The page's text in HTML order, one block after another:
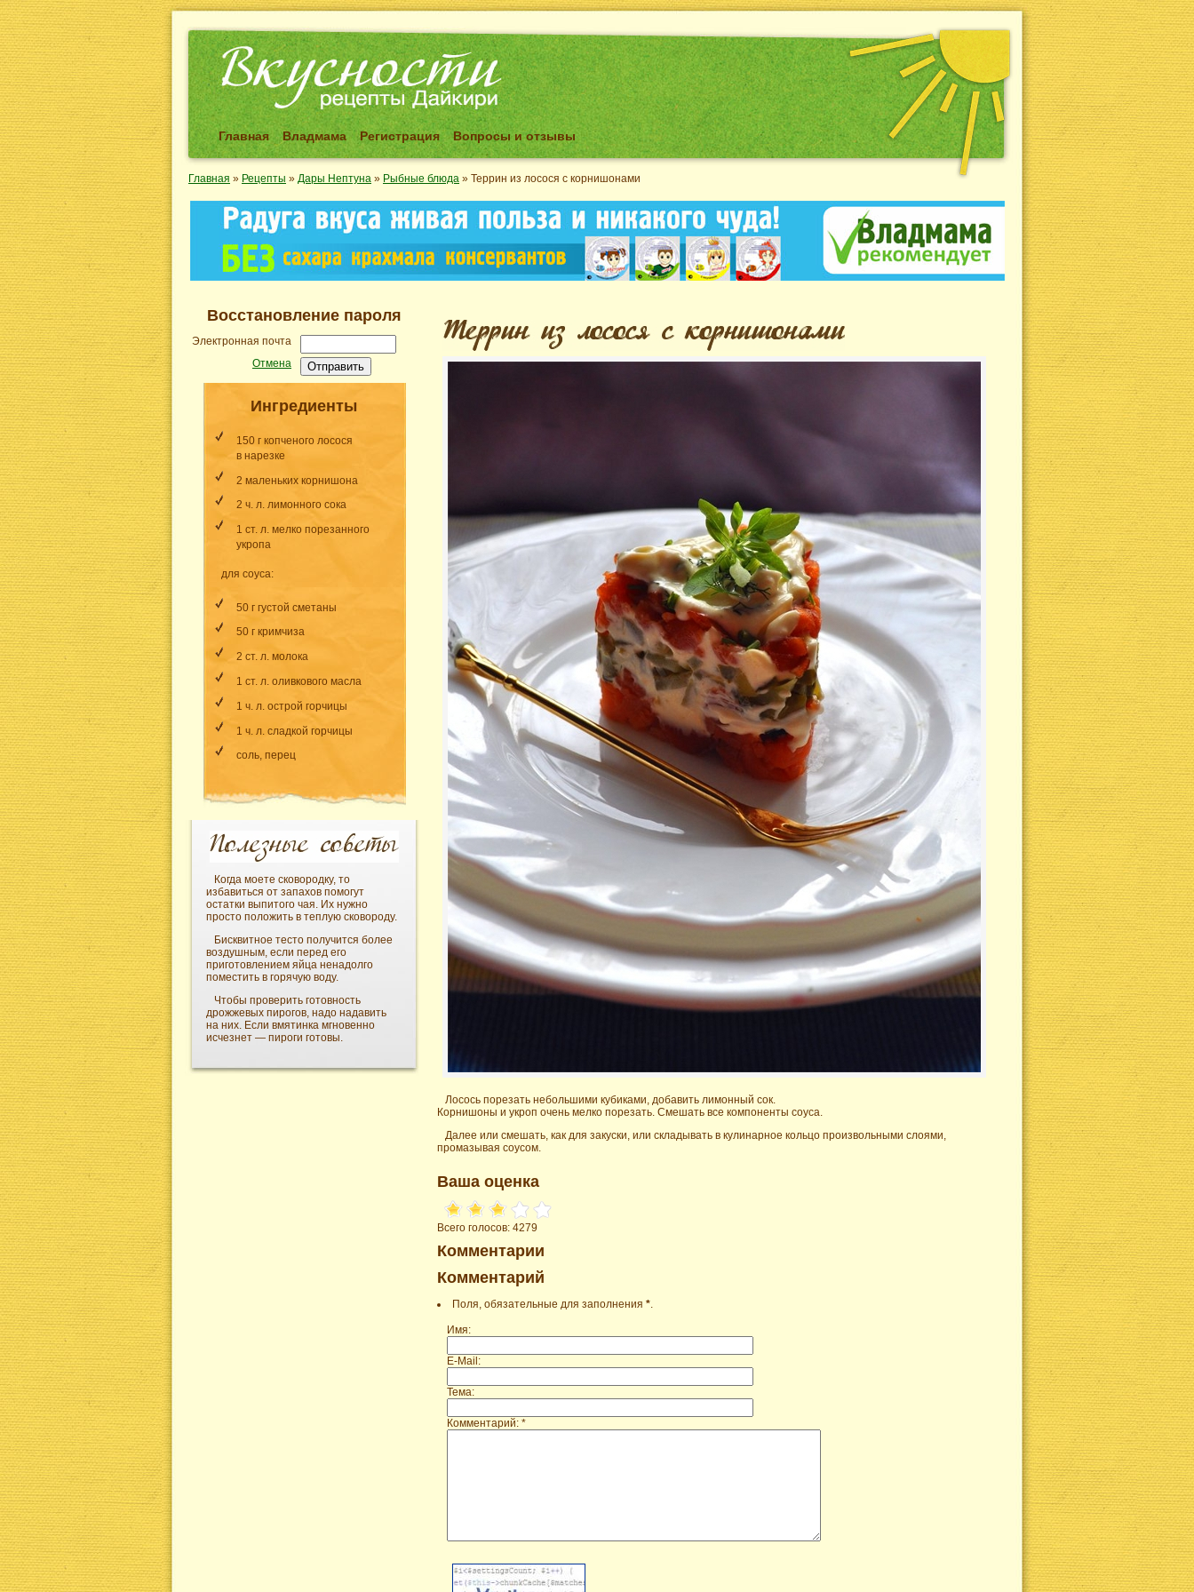
Главная Владмама Регистрация Вопросы и отзывы
Главная » Рецепты » Дары Нептуна » Рыбные блюда » Террин из лосося с корнишонами
Восстановление пароля
Электронная почта
Отмена
Отправить
Ингредиенты
150 г копченого лосося
в нарезке
2 маленьких корнишона
2 ч. л. лимонного сока
1 ст. л. мелко порезанного
укропа
для соуса:
50 г густой сметаны
50 г кримчиза
2 ст. л. молока
1 ст. л. оливкового масла
1 ч. л. острой горчицы
1 ч. л. сладкой горчицы
соль, перец
Когда моете сковородку, то
избавиться от запахов помогут
остатки выпитого чая. Их нужно
просто положить в теплую сковороду.
Бисквитное тесто получится более
воздушным, если перед его
приготовлением яйца ненадолго
поместить в горячую воду.
Чтобы проверить готовность
дрожжевых пирогов, надо надавить
на них. Если вмятинка мгновенно
исчезнет — пироги готовы.
Лосось порезать небольшими кубиками, добавить лимонный сок.
Корнишоны и укроп очень мелко порезать. Смешать все компоненты соуса.
Далее или смешать, как для закуски, или складывать в кулинарное кольцо произвольными слоями,
промазывая соусом.
Ваша оценка
Всего голосов: 4279
Комментарии
Комментарий
Поля, обязательные для заполнения *.
Имя:
E-Mail:
Тема:
Комментарий: *